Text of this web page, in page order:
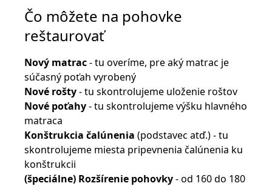
Čo môžete na pohovke
reštaurovať
Nový matrac- tu overíme, pre aký matrac je
súčasný poťah vyrobený
Nové rošty- tu skontrolujeme uloženie roštov
Nové poťahy- tu skontrolujeme výšku hlavného
matraca
Konštrukcia čalúnenia (podstavec atď.) - tu
skontrolujeme miesta pripevnenia čalúnenia ku
konštrukcii
(špeciálne) Rozšírenie pohovky- od 160 do 180